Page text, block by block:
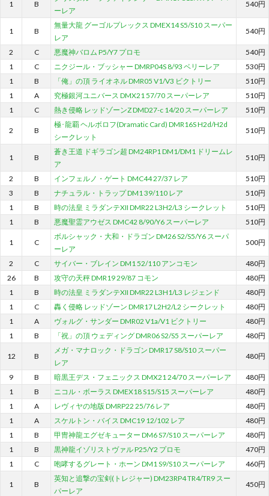
1 B
ーレア
540円
1 B
無量大龍 グーゴルプレックス DMEX14 S5/S10 スーパー
レア
540円
2 C 悪魔神バロム P5/Y7 プロモ
540円
1
C ニクジール・ブッシャー DMRP04S 8/93 ベリーレア
530円
1
B 「俺」の頂 ライオネル DMR05 V1/V3 ビクトリー
510円
1
A 究極銀河ユニバース DMX21 57/70 スーパーレア
510円
1
C 熱き侵略 レッドゾーンZ DMD27-c 14/20 スーパーレア 510円
2 B
極･龍覇 ヘルボロフ(Dramatic Card) DMR16S H2d/H2d
シークレット
510円
1 B
蒼き王道 ドギラゴン超 DM24RP1 DM1/DM1 ドリームレ
ア
510円
2 B インフェルノ・ゲート DMC44 27/37 レア
510円
3
B ナチュラル・トラップ DM1 39/110 レア
510円
1
B 時の法皇 ミラダンテXII DMR22 L3H2/L3 シークレット
510円
1
B 悪魔聖霊アウゼス DMC42 8/90/Y6 スーパーレア 510円
1 C
ボルシャック・大和・ドラゴン DM26 S2/S5/Y6 スーパ
ーレア
500円
2 C サイバー・ブレイン DM1 52/110 アンコモン
480円
26
B 攻守の天秤 DMR19 29/87 コモン
480円
1
B 時の法皇 ミラダンテXII DMR22 L3H1/L3 レジェンド
480円
1
C 轟く侵略 レッドゾーン DMR17 L2H2/L2 シークレット
480円
1
A ヴォルグ・サンダー DMR02 V1a/V1 ビクトリー
480円
1
B 「祝」の頂 ウェディング DMR06 S2/S5 スーパーレア 480円
12 B
メガ・マナロック・ドラゴン DMR17 S8/S10 スーパー
レア
480円
9 B 暗黒王デス・フェニックス DMX21 24/70 スーパーレア
480円
1
B ニコル・ボーラス DMEX18 S15/S15 スーパーレア
480円
1
A レヴィヤの地版 DMRP22 25/76 レア
480円
1
A スケルトン・バイス DMC19 12/102 レア
480円
1
B 甲冑神龍エグゼキューター DM6 S7/S10 スーパーレア
480円
1
B 黒神龍イゾリストヴァル P25/Y2 プロモ
470円
1
C 咆哮するグレート・ホーン DM1 S9/S10 スーパーレア 460円
1 B
英知と追撃の宝剣(トレジャー) DM23RP4 TR4/TR9 スー
パーレア
450円